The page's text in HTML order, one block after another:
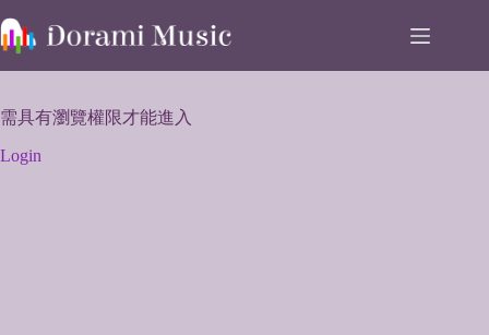
to
content
需具有瀏覽權限才能進入
Login